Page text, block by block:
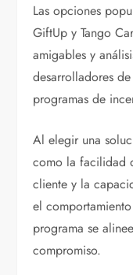
Las opciones
GiftUp y Tango
amigables y
desarrolladores
programas de
Al elegir una
como la facilidad
cliente y la
el
programa se
compromiso.